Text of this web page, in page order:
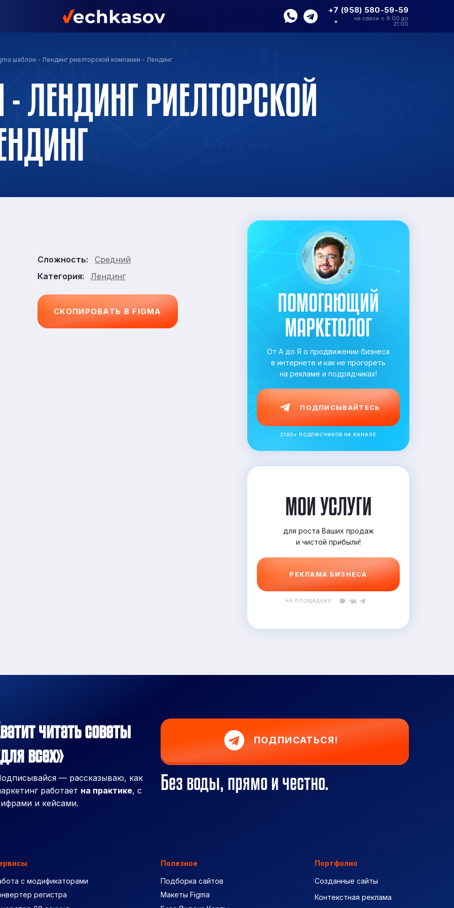
+7 (958) 580-59-59
на связи с 9:00 до
21:00
шаблон - Лендинг риелторской компании - Лендинг
- ЛЕНДИНГ РИЕЛТОРСКОЙ
Сложность:
Средний
Категория:
Лендинг
СКОПИРОВАТЬ В FIGMA
ПОМОГАЮЩИЙ
МАРКЕТОЛОГ
От А до Я о продвижении бизнеса
в интернете и как не прогореть
на рекламе и подрядчиках!
ПОДПИСЫВАЙТЕСЬ
2100+ ПОДПИСЧИКОВ НА КАНАЛЕ
МОИ УСЛУГИ
для роста Ваших продаж
и чистой прибыли!
РЕКЛАМА БИЗНЕСА
НА ПЛОЩАДКАХ:
читать советы
всех»
— рассказываю, как
работает на практике, с
и кейсами.
ПОДПИСАТЬСЯ!
Без воды, прямо и честно.
с модификаторами
регистра
Полезное
Подборка сайтов
Макеты Figma
Портфолио
Созданные сайты
Контекстная реклама